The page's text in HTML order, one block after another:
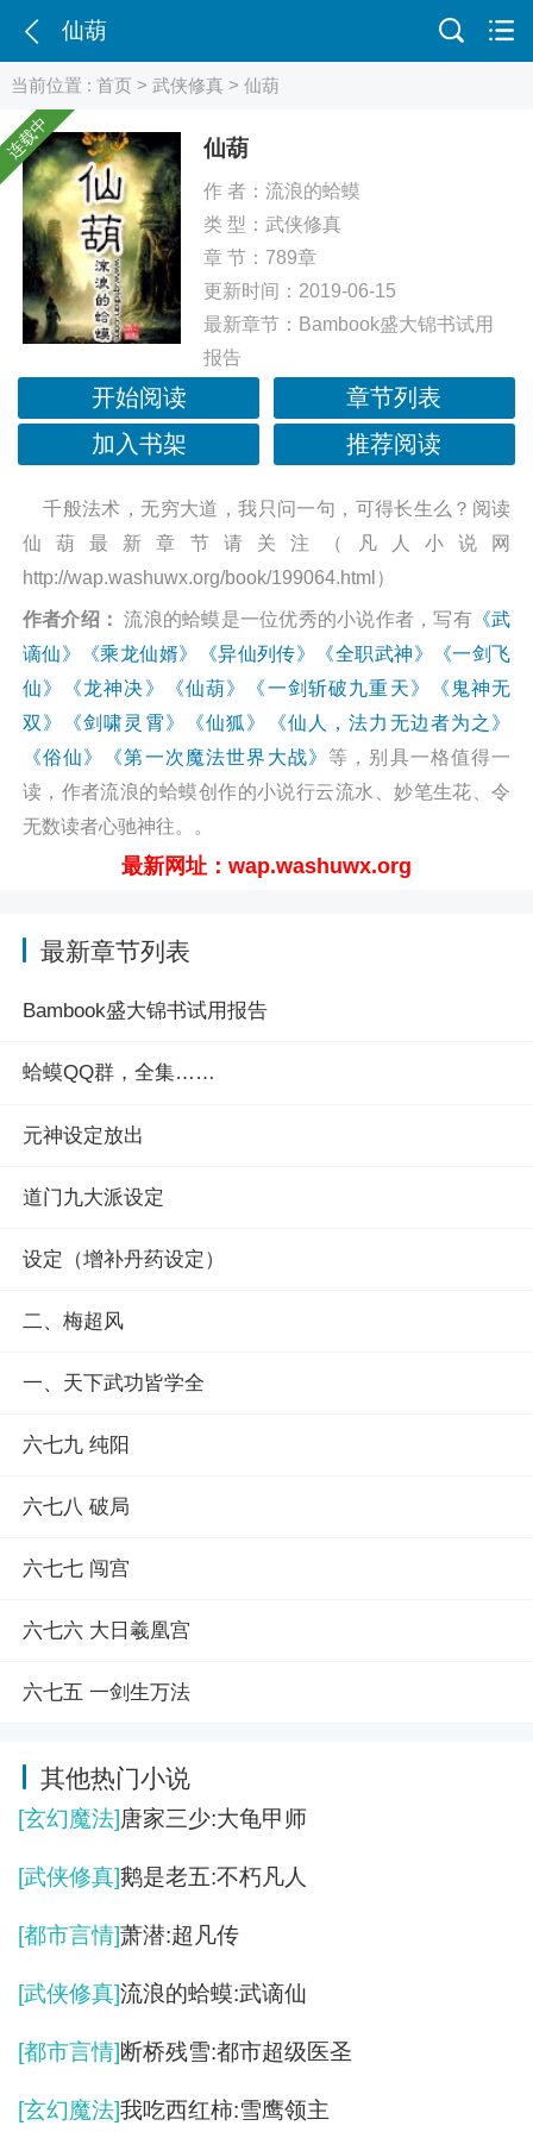
仙葫
当前位置 :首页 >武侠修真 > 仙葫
连载中 仙葫
作 者： 流浪的蛤蟆
类 型： 武侠修真
章 节：789章
更新时间：2019-06-15
最新章节： Bambook盛大锦书试用
报告
开始阅读
章节列表
加入书架
推荐阅读
千般法术，无穷大道，我只问一句，可得长生么？阅读
仙葫最新章节请关注（凡人小说网
http://wap.washuwx.org/book/199064.html）
作者介绍： 流浪的蛤蟆是一位优秀的小说作者，写有 《武
谪仙》
《乘龙仙婿》 《异仙列传》 《全职武神》
《一剑飞
仙》
《龙神决》 《仙葫》 《一剑斩破九重天》
《鬼神无
双》
《剑啸灵霄》 《仙狐》
《仙人，法力无边者为之》
《俗仙》
《第一次魔法世界大战》 等，别具一格值得一
读，作者流浪的蛤蟆创作的小说行云流水、妙笔生花、令
无数读者心驰神往。。
最新网址：wap.washuwx.org
最新章节列表
Bambook盛大锦书试用报告
蛤蟆QQ群，全集……
元神设定放出
道门九大派设定
设定（增补丹药设定）
二、梅超风
一、天下武功皆学全
六七九 纯阳
六七八 破局
六七七 闯宫
六七六 大日羲凰宫
六七五 一剑生万法
其他热门小说
[玄幻魔法]唐家三少:大龟甲师
[武侠修真]鹅是老五:不朽凡人
[都市言情]萧潜:超凡传
[武侠修真]流浪的蛤蟆:武谪仙
[都市言情]断桥残雪:都市超级医圣
[玄幻魔法]我吃西红柿:雪鹰领主